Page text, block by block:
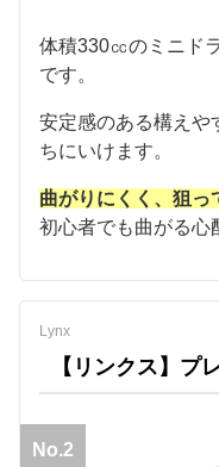
体積330㏄のミニド
です。
安定感のある構えや
ちにいけます。
曲がりにくく、狙っ
初心者でも曲がる心
Lynx
【リンクス】プ
No.2